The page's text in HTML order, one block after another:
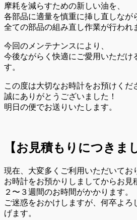
摩耗を減らすための新しい油を、
各部品に適量を慎重に挿し直しなが
全ての部品の組み直し作業が行われ
今回のメンテナンスにより、
今後ながらく快適にご愛用いただけ
す。
この度は大切なお時計をお預けくだ
誠にありがとうございました！
明日の便でお送りいたします。
【お見積もりにつきま
現在、大変多くご利用いただいてお
お時計をお預かりしましてからお見
２〜３週間のお時間がかかります。
ご迷惑をおかけしますが、何卒よろ
げます。